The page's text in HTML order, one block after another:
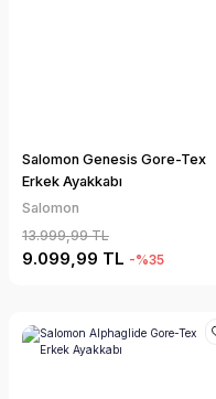
Salomon Genesis Gore-Tex
Erkek Ayakkabı
Salomon
13.999,99 TL
9.099,99 TL -%35